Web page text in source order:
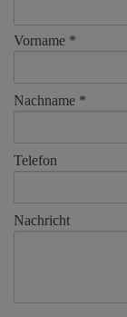
Vorname
Nachname
Telefon
Nachricht